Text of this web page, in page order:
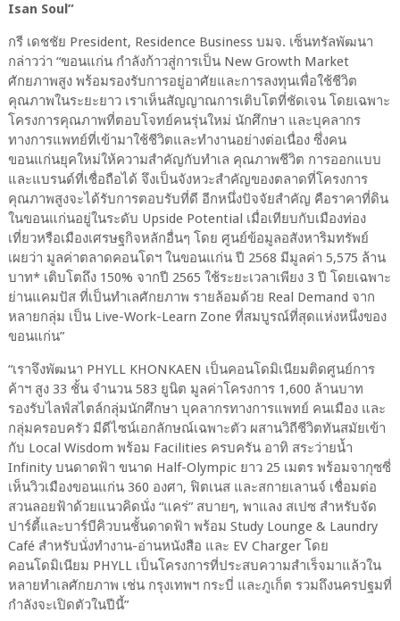
Isan Soul”
กรี เดชชัย President, Residence Business บมจ. เซ็นทรัลพัฒนา
กล่าวว่า “ขอนแก่น กำลังก้าวสู่การเป็น New Growth Market
ศักยภาพสูง พร้อมรองรับการอยู่อาศัยและการลงทุนเพื่อใช้ชีวิต
คุณภาพในระยะยาว เราเห็นสัญญาณการเติบโตที่ชัดเจน โดยเฉพาะ
โครงการคุณภาพที่ตอบโจทย์คนรุ่นใหม่ นักศึกษา และบุคลากร
ทางการแพทย์ที่เข้ามาใช้ชีวิตและทำงานอย่างต่อเนื่อง ซึ่งคน
ขอนแก่นยุคใหม่ให้ความสำคัญกับทำเล คุณภาพชีวิต การออกแบบ
และแบรนด์ที่เชื่อถือได้ จึงเป็นจังหวะสำคัญของตลาดที่โครงการ
คุณภาพสูงจะได้รับการตอบรับที่ดี อีกหนึ่งปัจจัยสำคัญ คือราคาที่ดิน
ในขอนแก่นอยู่ในระดับ Upside Potential เมื่อเทียบกับเมืองท่อง
เที่ยวหรือเมืองเศรษฐกิจหลักอื่นๆ โดย ศูนย์ข้อมูลอสังหาริมทรัพย์
เผยว่า มูลค่าตลาดคอนโดฯ ในขอนแก่น ปี 2568 มีมูลค่า 5,575 ล้าน
บาท* เติบโตถึง 150% จากปี 2565 ใช้ระยะเวลาเพียง 3 ปี โดยเฉพาะ
ย่านแคมปัส ที่เป็นทำเลศักยภาพ รายล้อมด้วย Real Demand จาก
หลายกลุ่ม เป็น Live-Work-Learn Zone ที่สมบูรณ์ที่สุดแห่งหนึ่งของ
ขอนแก่น”
“เราจึงพัฒนา PHYLL KHONKAEN เป็นคอนโดมิเนียมติดศูนย์การ
ค้าฯ สูง 33 ชั้น จำนวน 583 ยูนิต มูลค่าโครงการ 1,600 ล้านบาท
รองรับไลฟ์สไตล์กลุ่มนักศึกษา บุคลากรทางการแพทย์ คนเมือง และ
กลุ่มครอบครัว มีดีไซน์เอกลักษณ์เฉพาะตัว ผสานวิถีชีวิตทันสมัยเข้า
กับ Local Wisdom พร้อม Facilities ครบครัน อาทิ สระว่ายน้ำ
Infinity บนดาดฟ้า ขนาด Half-Olympic ยาว 25 เมตร พร้อมจากุซซี่
เห็นวิวเมืองขอนแก่น 360 องศา, ฟิตเนส และสกายเลานจ์ เชื่อมต่อ
สวนลอยฟ้าด้วยแนวคิดนั่ง “แคร่” สบายๆ, พาแลง สเปซ สำหรับจัด
ปาร์ตี้และบาร์บีคิวบนชั้นดาดฟ้า พร้อม Study Lounge & Laundry
Café สำหรับนั่งทำงาน-อ่านหนังสือ และ EV Charger โดย
คอนโดมิเนียม PHYLL เป็นโครงการที่ประสบความสำเร็จมาแล้วใน
หลายทำเลศักยภาพ เช่น กรุงเทพฯ กระบี่ และภูเก็ต รวมถึงนครปฐมที่
กำลังจะเปิดตัวในปีนี้”